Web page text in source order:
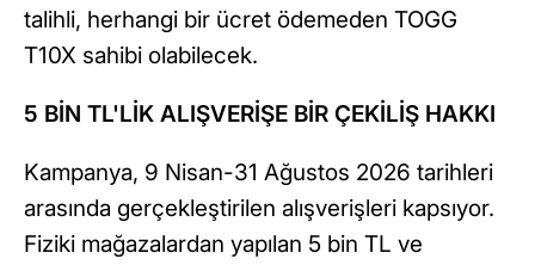
talihli, herhangi bir ücret ödemeden TOGG
T10X sahibi olabilecek.
5 BİN TL'LİK ALIŞVERİŞE BİR ÇEKİLİŞ HAKKI
Kampanya, 9 Nisan-31 Ağustos 2026 tarihleri
arasında gerçekleştirilen alışverişleri kapsıyor.
Fiziki mağazalardan yapılan 5 bin TL ve